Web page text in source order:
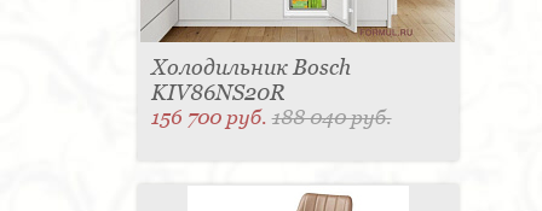
Холодильник Bosch
KIV86NS20R
156 700 руб.188 040 руб.